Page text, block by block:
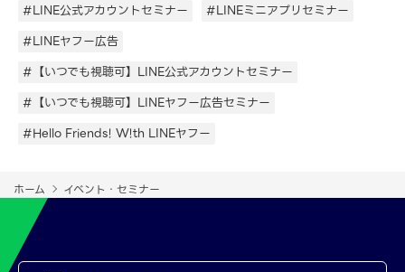
#LINE公式アカウントセミナー
#LINEミニアプリセミナー
#LINEヤフー広告
#【いつでも視聴可】LINE公式アカウントセミナー
#【いつでも視聴可】LINEヤフー広告セミナー
#Hello Friends! W!th LINEヤフー
ホーム イベント・セミナー